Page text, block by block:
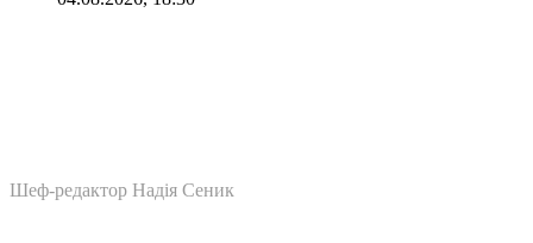
Шеф-редактор Надія Сеник